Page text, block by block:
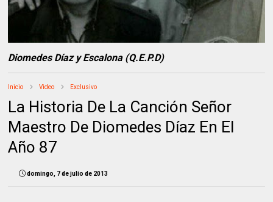
Diomedes Díaz y Escalona (Q.E.P.D)
Inicio Video Exclusivo
La Historia De La Canción Señor
Maestro De Diomedes Díaz En El
Año 87
domingo, 7 de julio de 2013